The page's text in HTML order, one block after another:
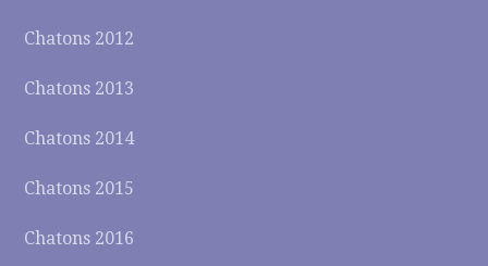
Chatons 2012
Chatons 2013
Chatons 2014
Chatons 2015
Chatons 2016